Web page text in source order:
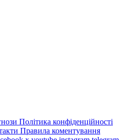
Політика конфіденційності
Правила коментування